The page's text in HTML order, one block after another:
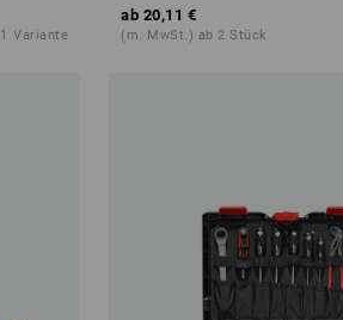
1 Variante
ab 20,11 €
(m. MwSt.) ab 2 Stück